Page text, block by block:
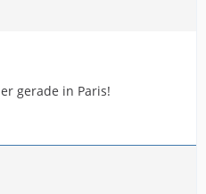
gerade in Paris!